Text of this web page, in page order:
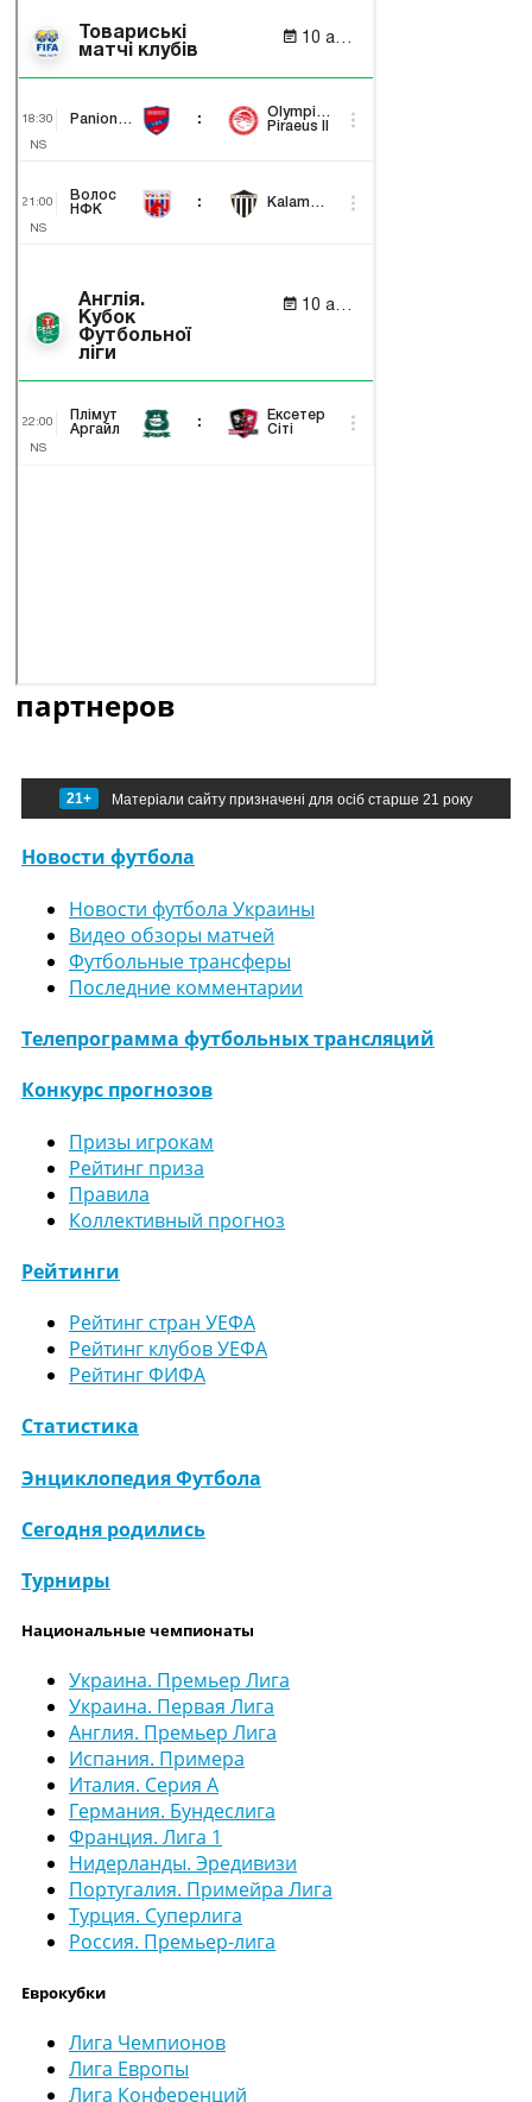
партнеров
21+ Матеріали сайту призначені для осіб старше 21 року
Новости футбола
Новости футбола Украины
Видео обзоры матчей
Футбольные трансферы
Последние комментарии
Телепрограмма футбольных трансляций
Конкурс прогнозов
Призы игрокам
Рейтинг приза
Правила
Коллективный прогноз
Рейтинги
Рейтинг стран УЕФА
Рейтинг клубов УЕФА
Рейтинг ФИФА
Статистика
Энциклопедия Футбола
Сегодня родились
Турниры
Национальные чемпионаты
Украина. Премьер Лига
Украина. Первая Лига
Англия. Премьер Лига
Испания. Примера
Италия. Серия А
Германия. Бундеслига
Франция. Лига 1
Нидерланды. Эредивизи
Португалия. Примейра Лига
Турция. Суперлига
Россия. Премьер-лига
Еврокубки
Лига Чемпионов
Лига Европы
Лига Конференций